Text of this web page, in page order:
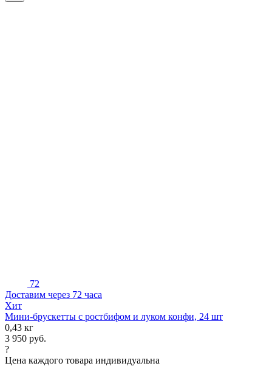
72
Доставим через 72 часа
Хит
Мини-брускетты с ростбифом и луком конфи, 24 шт
0,43 кг
3 950 руб.
?
Цена каждого товара индивидуальна